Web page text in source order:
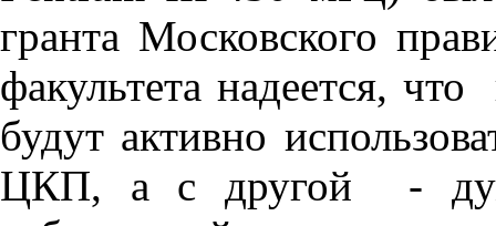
гранта Московского
факультета надеется,
будут активно
ЦКП, а с другой -